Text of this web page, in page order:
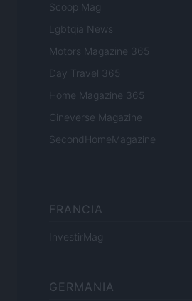
Scoop Mag
Lgbtqia News
Motors Magazine 365
Day Travel 365
Home Magazine 365
Cineverse Magazine
SecondHomeMagazine
FRANCIA
InvestirMag
GERMANIA